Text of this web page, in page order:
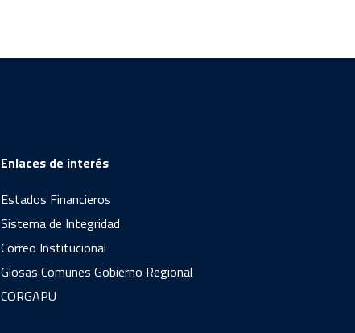
Enlaces de interés
Estados Financieros
Sistema de Integridad
Correo Institucional
Glosas Comunes Gobierno Regional
CORGAPU